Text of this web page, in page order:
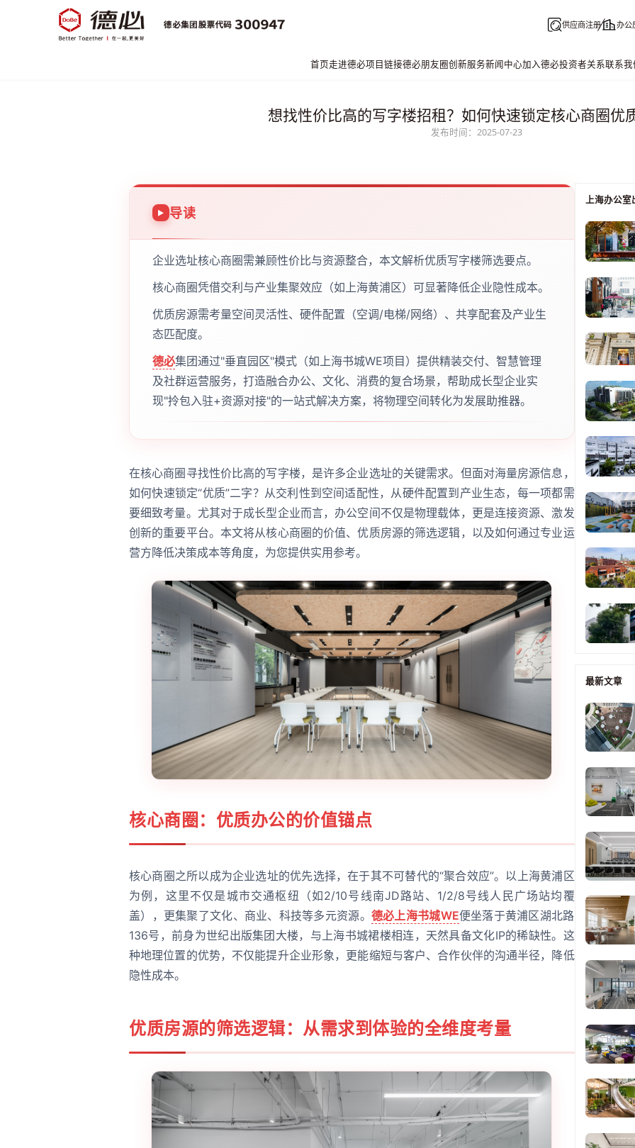
供应商注册 办公
首页走进德必项目链接德必朋友圈创新服务新闻中心加入德必投资者关系联系我
想找性价比高的写字楼招租？如何快速锁定核心商圈优
发布时间：2025-07-23
导读
企业选址核心商圈需兼顾性价比与资源整合，本文解析优质写字楼筛选要点。
核心商圈凭借交利与产业集聚效应（如上海黄浦区）可显著降低企业隐性成本。
优质房源需考量空间灵活性、硬件配置（空调/电梯/网络）、共享配套及产业生
态匹配度。
德必集团通过"垂直园区"模式（如上海书城WE项目）提供精装交付、智慧管理
及社群运营服务，打造融合办公、文化、消费的复合场景，帮助成长型企业实
现"拎包入驻+资源对接"的一站式解决方案，将物理空间转化为发展助推器。
在核心商圈寻找性价比高的写字楼，是许多企业选址的关键需求。但面对海量房源信息，
如何快速锁定“优质”二字？从交利性到空间适配性，从硬件配置到产业生态，每一项都需
要细致考量。尤其对于成长型企业而言，办公空间不仅是物理载体，更是连接资源、激发
创新的重要平台。本文将从核心商圈的价值、优质房源的筛选逻辑，以及如何通过专业运
营方降低决策成本等角度，为您提供实用参考。
核心商圈：优质办公的价值锚点
核心商圈之所以成为企业选址的优先选择，在于其不可替代的“聚合效应”。以上海黄浦区
为例，这里不仅是城市交通枢纽（如2/10号线南JD路站、1/2/8号线人民广场站均覆
盖），更集聚了文化、商业、科技等多元资源。 德必上海书城WE便坐落于黄浦区湖北路
136号，前身为世纪出版集团大楼，与上海书城裙楼相连，天然具备文化IP的稀缺性。这
种地理位置的优势，不仅能提升企业形象，更能缩短与客户、合作伙伴的沟通半径，降低
隐性成本。
优质房源的筛选逻辑：从需求到体验的全维度考量
上海办公室
最新文章